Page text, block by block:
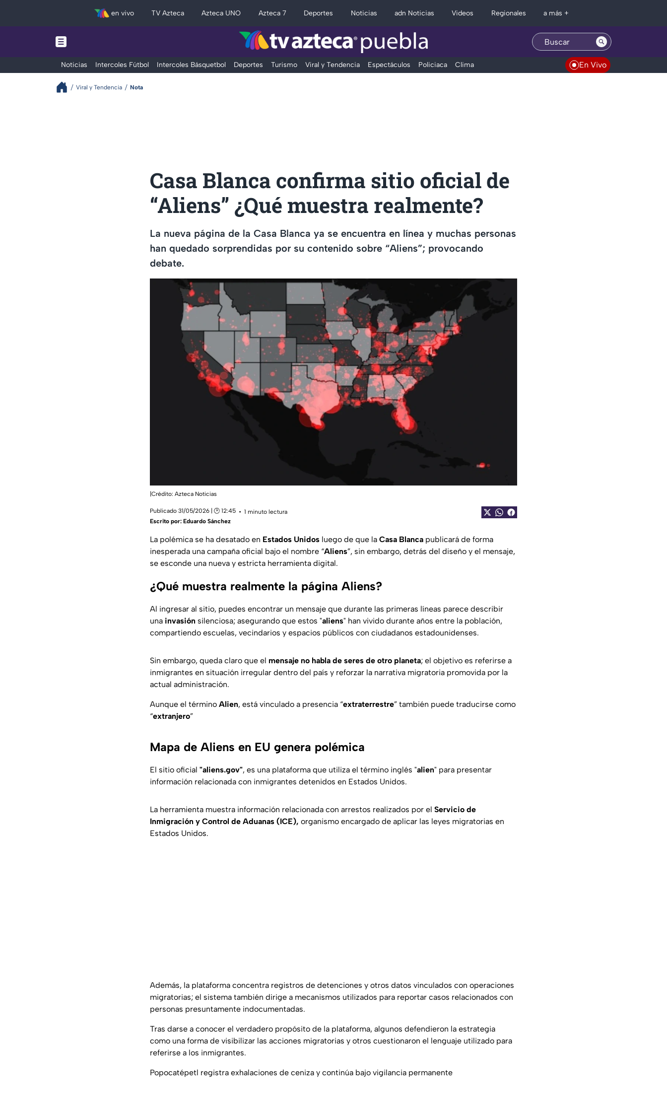
en vivo TV Azteca Azteca UNO Azteca 7 Deportes Noticias adn Noticias Videos Regionales a más +
Noticias Intercoles Fútbol Intercoles Básquetbol Deportes Turismo Viral y Tendencia Espectáculos Policiaca Clima En Vivo
Viral y Tendencia Nota
Casa Blanca confirma sitio oficial de
“Aliens” ¿Qué muestra realmente?
La nueva página de la Casa Blanca ya se encuentra en línea y muchas personas
han quedado sorprendidas por su contenido sobre “Aliens”; provocando
debate.
|Crédito: Azteca Noticias
Publicado 31/05/2026 | 🕑 12:45
1 minuto lectura
Escrito por: Eduardo Sánchez
La polémica se ha desatado en Estados Unidos luego de que la Casa Blanca publicará de forma
inesperada una campaña oficial bajo el nombre “Aliens”, sin embargo, detrás del diseño y el mensaje,
se esconde una nueva y estricta herramienta digital.
¿Qué muestra realmente la página Aliens?
Al ingresar al sitio, puedes encontrar un mensaje que durante las primeras líneas parece describir
una invasión silenciosa; asegurando que estos "aliens" han vivido durante años entre la población,
compartiendo escuelas, vecindarios y espacios públicos con ciudadanos estadounidenses.
Sin embargo, queda claro que el mensaje no habla de seres de otro planeta; el objetivo es referirse a
inmigrantes en situación irregular dentro del país y reforzar la narrativa migratoria promovida por la
actual administración.
Aunque el término Alien, está vinculado a presencia “extraterrestre” también puede traducirse como
“extranjero”
Mapa de Aliens en EU genera polémica
El sitio oficial "aliens.gov", es una plataforma que utiliza el término inglés "alien" para presentar
información relacionada con inmigrantes detenidos en Estados Unidos.
La herramienta muestra información relacionada con arrestos realizados por el Servicio de
Inmigración y Control de Aduanas (ICE), organismo encargado de aplicar las leyes migratorias en
Estados Unidos.
Además, la plataforma concentra registros de detenciones y otros datos vinculados con operaciones
migratorias; el sistema también dirige a mecanismos utilizados para reportar casos relacionados con
personas presuntamente indocumentadas.
Tras darse a conocer el verdadero propósito de la plataforma, algunos defendieron la estrategia
como una forma de visibilizar las acciones migratorias y otros cuestionaron el lenguaje utilizado para
referirse a los inmigrantes.
Popocatépetl registra exhalaciones de ceniza y continúa bajo vigilancia permanente